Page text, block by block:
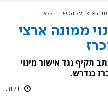
ארצי על הכשרות ללא מכרז
ממונה ארצי
תקיף נגד אישור מינוי
כנדרש.
1 דקות